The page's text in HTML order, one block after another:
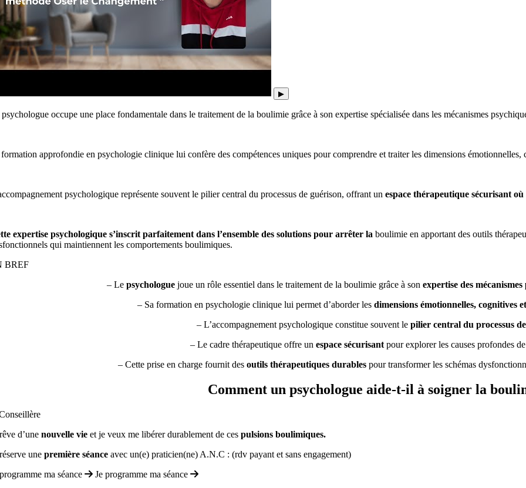
▶
occupe une place fondamentale dans le traitement de la boulimie grâce à son expertise spécialisée dans les mécanismes
formation approfondie en psychologie clinique lui confère des compétences uniques pour comprendre et traiter les dimensions
psychologique représente souvent le pilier central du processus de guérison, offrant unespace thérapeutique sécurisant
expertise psychologique s’inscrit parfaitement dans l’ensemble des solutions pour arrêter la boulimie en apportant des outils
qui maintiennent les comportements boulimiques.
BREF
– Le psychologuejoue un rôle essentiel dans le traitement de la boulimie grâce à son expertise des
– Sa formation en psychologie clinique lui permet d’aborder les dimensions émotionnelles, cognitives
– L’accompagnement psychologique constitue souvent le pilier central du processus
– Le cadre thérapeutique offre un espace sécurisantpour explorer les causes profondes
– Cette prise en charge fournit des outils thérapeutiques durables pour transformer les schémas
Comment un psychologue aide-t-il à soigner la
d’unenouvelle vie et je veux me libérer durablement de cespulsions boulimiques.
unepremière séance avec un(e) praticien(ne) A.N.C : (rdv payant et sans engagement)
ma séance
Je programme ma séance